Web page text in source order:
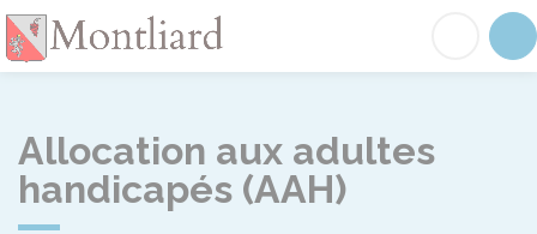
Allocation aux adultes
handicapés (AAH)